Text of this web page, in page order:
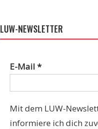
LUW-NEWSLETTER
E-Mail*
Mit dem LUW-
informiere ich dich